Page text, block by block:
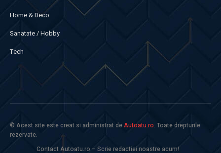
Home & Deco
Sanatate / Hobby
Tech
© Acest site este creat si administrat deAutoatu.ro. Toate drepturile
rezervate.
Contact Autoatu.ro – Scrie redactiei noastre acum!